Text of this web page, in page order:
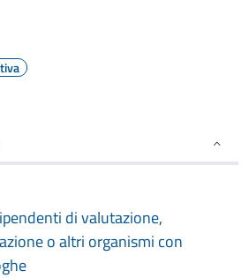
di valutazione,
o altri organismi con